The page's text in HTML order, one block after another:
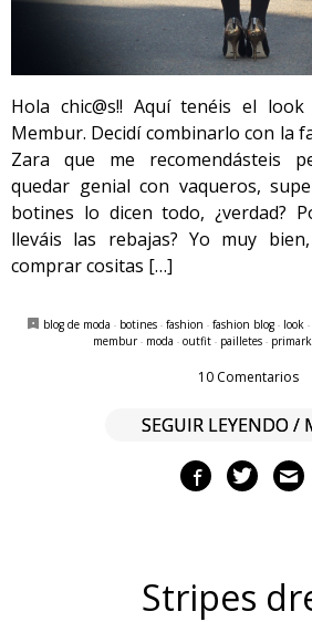
Hola chic@s!! Aquí tenéis el
Membur. Decidí combinarlo con la
Zara que me recomendásteis
quedar genial con vaqueros,
botines lo dicen todo, ¿verdad?
lleváis las rebajas? Yo muy
comprar cositas […]
blog de moda · botines · fashion · fashion blog · look ·
membur· moda · outfit · pailletes · primark
10 Comentarios
SEGUIR LEYENDO /
Stripes